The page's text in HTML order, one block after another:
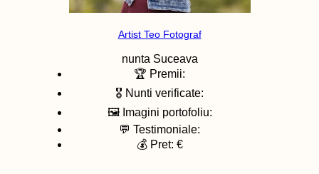
Artist Teo Fotograf
nunta Suceava
🏆 Premii:
🎖️ Nunti verificate:
🖼️ Imagini portofoliu:
💬 Testimoniale:
💰 Pret: €